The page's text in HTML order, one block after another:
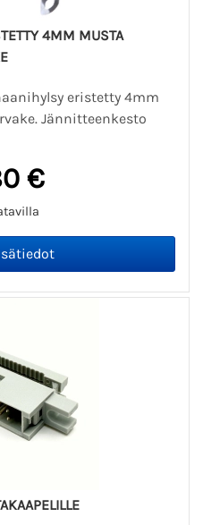
4MM MUSTA
eristetty 4mm
Jännitteenkesto
€